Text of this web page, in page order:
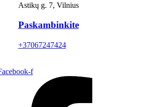
Astikų g. 7, Vilnius
Paskambinkite
+37067247424
f